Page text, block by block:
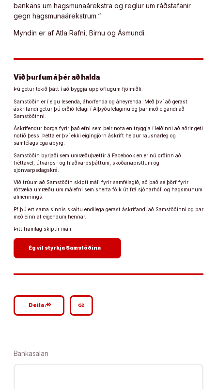
bankans um hagsmunaárekstra og reglur um ráðstafanir
gegn hagsmunaárekstrum.“
Myndin er af Atla Rafni, Birnu og Ásmundi.
Við þurfum á þér að halda
Þú getur tekið þátt í að byggja upp öflugum fjölmiðli.
Samstöðin er í eigu lesenda, áhorfenda og áheyrenda. Með því að gerast
áskrifandi getur þú orðið félagi í Alþýðufélaginu og þar með eigandi að
Samstöðinni.
Áskrifendur borga fyrir það efni sem þeir nota en tryggja í leiðinni að aðrir geti
notið þess. Þetta er því ekki eigingjörn áskrift heldur rausnarleg og
samfélagslega ábyrg.
Samstöðin byrjaði sem umræðuþættir á Facebook en er nú orðinn að
fréttavef, útvarps- og hlaðvarpsþáttum, skoðanapistlum og
sjónvarpsdagskrá.
Við trúum að Samstöðin skipti máli fyrir samfélagið, að það sé þörf fyrir
róttæka umræðu um málefni sem snerta fólk út frá sjónarhóli og hagsmunum
almennings.
Ef þú ert sama sinnis skaltu endilega gerast áskrifandi að Samstöðinni og þar
með einn af eigendum hennar.
Þitt framlag skiptir máli.
Ég vil styrkja Samstöðina
Deilagoogle_plus_reshare link
Bankasalan